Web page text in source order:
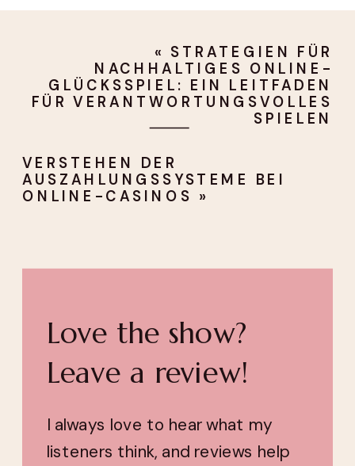
VERSTEHEN DER
AUSZAHLUNGSSYSTEME BEI
ONLINE-CASINOS »
« STRATEGIEN FÜR
NACHHALTIGES ONLINE-
GLÜCKSSPIEL: EIN LEITFADEN
FÜR VERANTWORTUNGSVOLLES
SPIELEN
I always love to hear what my
listeners think, and reviews help
Love the show?
Leave a review!